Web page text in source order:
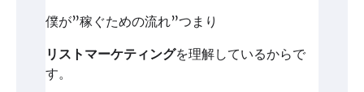
僕が”稼ぐための流れ”つまり
リストマーケティングを理解しているからで
す。